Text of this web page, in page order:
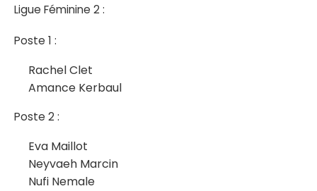
Ligue Féminine 2 :
Poste 1 :
Rachel Clet
Amance Kerbaul
Poste 2 :
Eva Maillot
Neyvaeh Marcin
Nufi Nemale